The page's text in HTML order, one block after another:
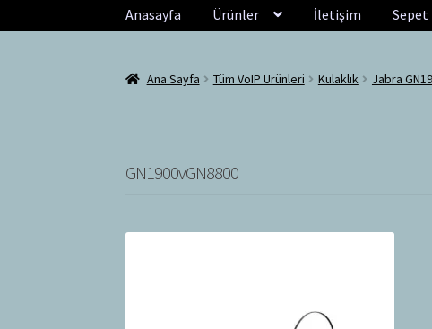
Dolaşıma
geç
İçeriğe
geç
Anasayfa Ürünler İletişim Sepet
Ana Sayfa Tüm VoIP Ürünleri Kulaklık Jabra
GN1900vGN8800